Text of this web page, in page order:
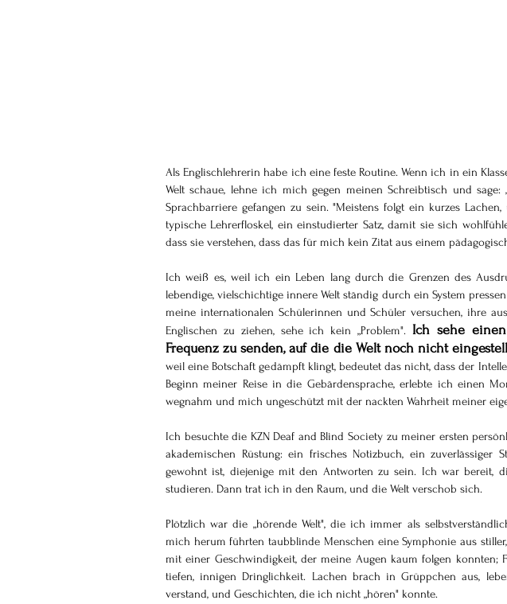
Als Englischlehrerin habe ich eine feste Routine. Wenn ich in ein
Welt schaue, lehne ich mich gegen meinen Schreibtisch und
Sprachbarriere gefangen zu sein. "Meistens folgt ein kurzes
typische Lehrerfloskel, ein einstudierter Satz, damit sie sich
dass sie verstehen, dass das für mich kein Zitat aus einem
Ich weiß es, weil ich ein Leben lang durch die Grenzen des
lebendige, vielschichtige innere Welt ständig durch ein System
meine internationalen Schülerinnen und Schüler versuchen, ihre
Englischen zu ziehen, sehe ich kein „Problem". Ich sehe
Frequenz zu senden, auf die die Welt noch nicht
weil eine Botschaft gedämpft klingt, bedeutet das nicht, dass der
Beginn meiner Reise in die Gebärdensprache, erlebte ich einen
wegnahm und mich ungeschützt mit der nackten Wahrheit meiner
Ich besuchte die KZN Deaf and Blind Society zu meiner ersten
akademischen Rüstung: ein frisches Notizbuch, ein zuverlässiger
gewohnt ist, diejenige mit den Antworten zu sein. Ich war bereit,
studieren. Dann trat ich in den Raum, und die Welt verschob sich.
Plötzlich war die „hörende Welt", die ich immer als
mich herum führten taubblinde Menschen eine Symphonie aus
mit einer Geschwindigkeit, der meine Augen kaum folgen
tiefen, innigen Dringlichkeit. Lachen brach in Grüppchen aus,
verstand, und Geschichten, die ich nicht „hören" konnte.